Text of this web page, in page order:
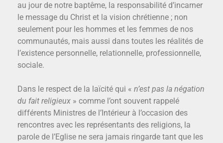
au jour de notre baptême, la responsabilité d’incarner
le message du Christ et la vision chrétienne ; non
seulement pour les hommes et les femmes de nos
communautés, mais aussi dans toutes les réalités de
l’existence personnelle, relationnelle, professionnelle,
sociale.
Dans le respect de la laïcité qui « n’est pas la négation
du fait religieux » comme l’ont souvent rappelé
différents Ministres de l’Intérieur à l’occasion des
rencontres avec les représentants des religions, la
parole de l’Eglise ne sera jamais ringarde tant que les